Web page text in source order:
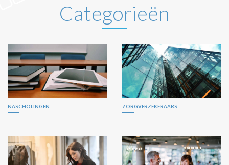
Categorieën
NASCHOLINGEN ZORGVERZEKERAARS